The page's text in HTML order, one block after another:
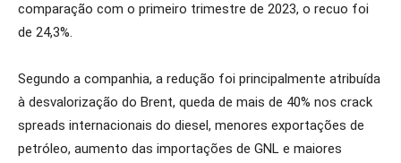
comparação com o primeiro trimestre de 2023, o recuo foi
de 24,3%.
Segundo a companhia, a redução foi principalmente atribuída
à desvalorização do Brent, queda de mais de 40% nos crack
spreads internacionais do diesel, menores exportações de
petróleo, aumento das importações de GNL e maiores